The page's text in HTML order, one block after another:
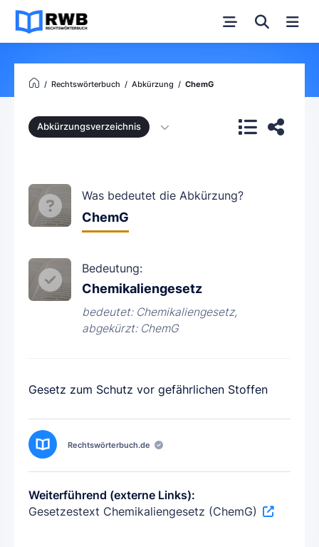
Rechtswörterbuch Abkürzung ChemG
Abkürzungsverzeichnis
Was bedeutet die Abkürzung?
ChemG
Bedeutung:
Chemikaliengesetz
bedeutet: Chemikaliengesetz,
abgekürzt: ChemG
Gesetz zum Schutz vor gefährlichen Stoffen
Rechtswörterbuch.de
Weiterführend (externe Links):
Gesetzestext Chemikaliengesetz (ChemG)